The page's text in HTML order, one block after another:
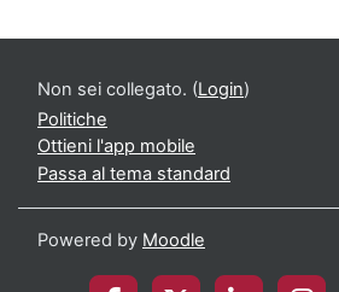
Non sei collegato. (Login)
Politiche
Ottieni l'app mobile
Passa al tema standard
Powered by Moodle